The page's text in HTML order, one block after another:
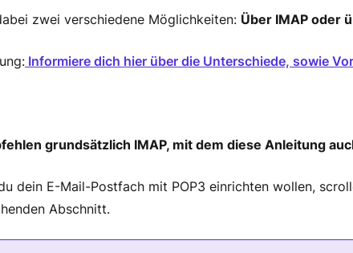
zwei verschiedene Möglichkeiten: Über IMAP oder
Informiere dich hier über die Unterschiede, sowie
grundsätzlich IMAP, mit dem diese Anleitung
dein E-Mail-Postfach mit POP3 einrichten wollen,
Abschnitt.